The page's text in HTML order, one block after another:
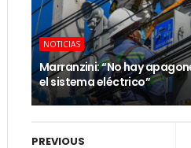
NOTICIAS
Marranzini: “No hay
el sistema eléctrico”
PREVIOUS